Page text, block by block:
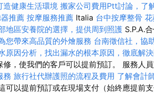
造健康生活環境 搬家公司費用Ptt討論，了
推薦 按摩服務推薦 Italia 台中按摩整骨
地區安養院的選擇，提供周到照護 S.P.A.
您帶來高品質的外燴服務 台南徵信社，協
原因分析，找出漏水的根本原因，徹底解
修，使我們的客戶可以提前預訂。 服務人
務 旅行社代辦護照的流程及費用 了解會計
可以提前預訂或在現場支付（始終應提前支